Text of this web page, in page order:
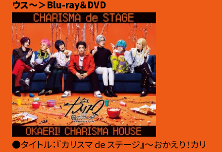
ウス〜＞Blu-ray＆DVD
●タイトル：『カリスマ de ステージ』〜おかえり！カリ